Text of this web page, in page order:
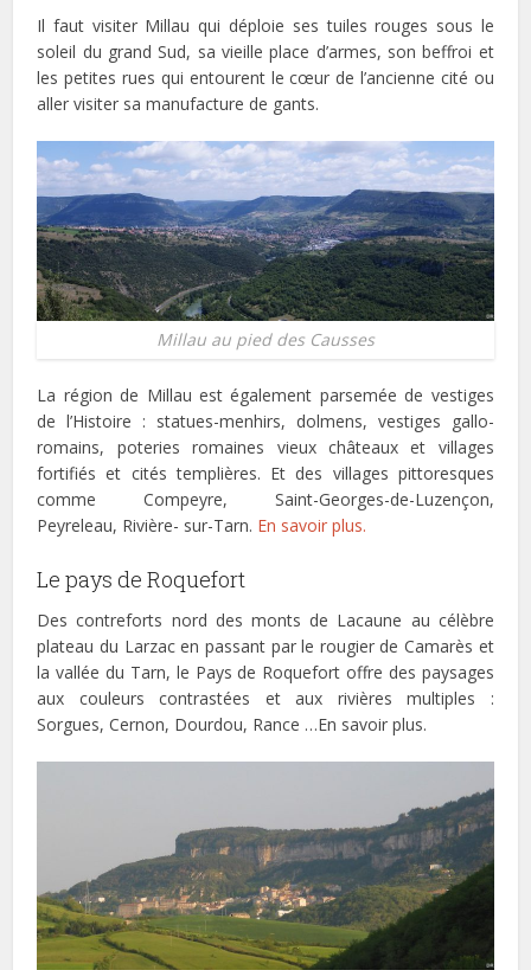
Il faut visiter Millau qui déploie ses tuiles rouges sous le
soleil du grand Sud, sa vieille place d’armes, son beffroi et
les petites rues qui entourent le cœur de l’ancienne cité ou
aller visiter sa manufacture de gants.
Millau au pied des Causses
La région de Millau est également parsemée de vestiges
de l’Histoire : statues-menhirs, dolmens, vestiges gallo-
romains, poteries romaines vieux châteaux et villages
fortifiés et cités templières. Et des villages pittoresques
comme Compeyre, Saint-Georges-de-Luzençon,
Peyreleau, Rivière- sur-Tarn. En savoir plus.
Le pays de Roquefort
Des contreforts nord des monts de Lacaune au célèbre
plateau du Larzac en passant par le rougier de Camarès et
la vallée du Tarn, le Pays de Roquefort offre des paysages
aux couleurs contrastées et aux rivières multiples :
Sorgues, Cernon, Dourdou, Rance …En savoir plus.